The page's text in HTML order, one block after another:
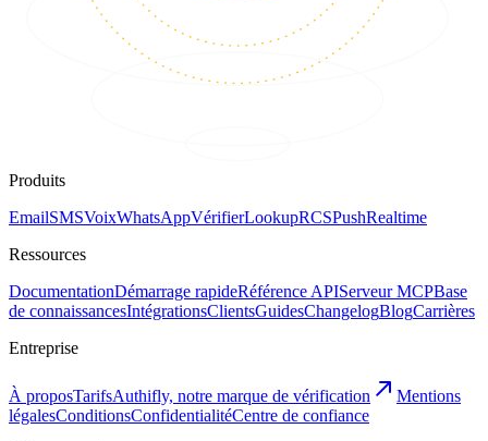
Produits
EmailSMSVoixWhatsAppVérifierLookupRCSPushRealtime
Ressources
DocumentationDémarrage rapideRéférence APIServeur MCPBase
de connaissancesIntégrationsClientsGuidesChangelogBlogCarrières
Entreprise
À proposTarifsAuthifly, notre marque de vérification
Mentions
légalesConditionsConfidentialitéCentre de confiance